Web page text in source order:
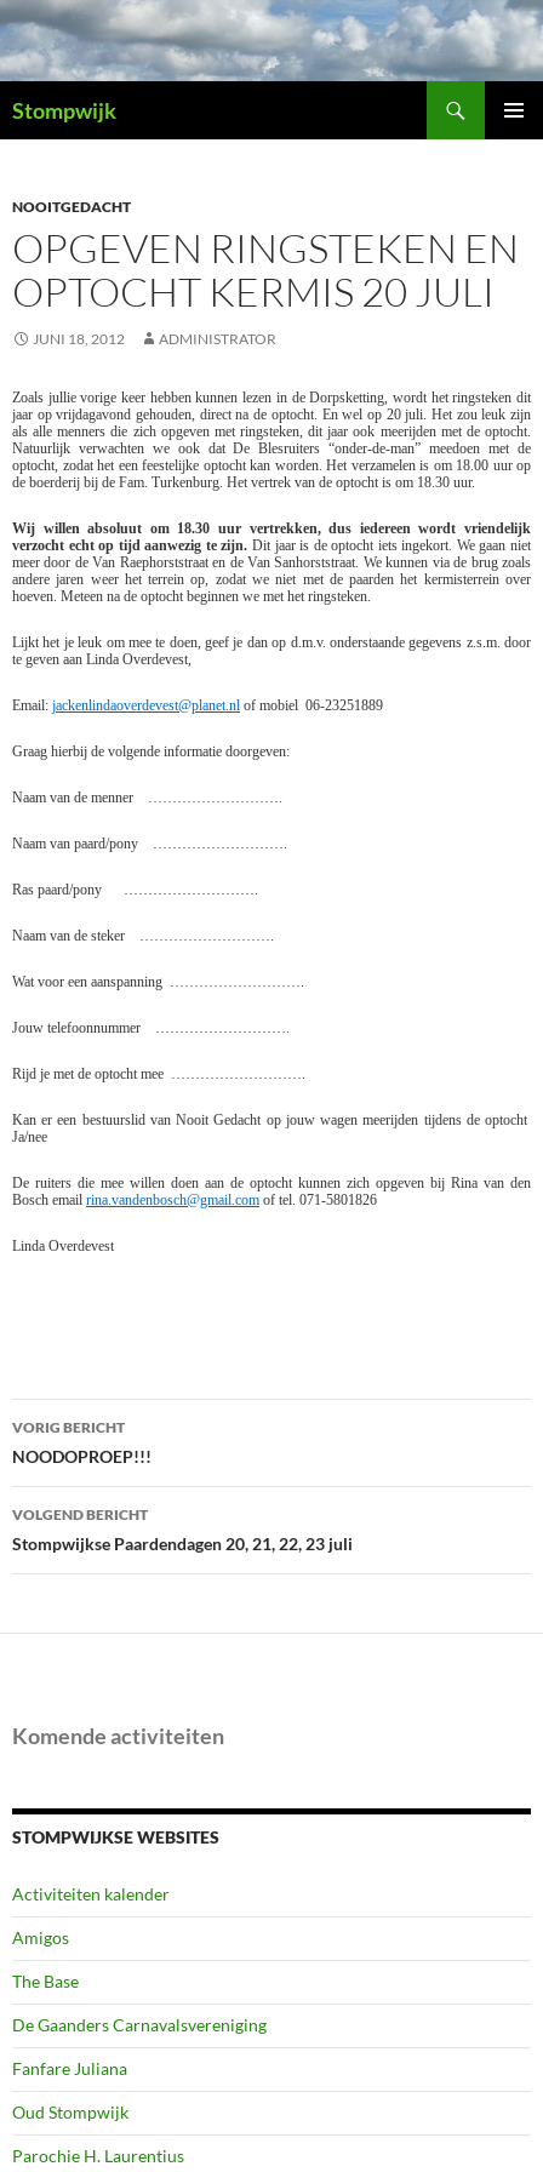
Ga
naar
de
inhoud
Stompwijk
NOOITGEDACHT
OPGEVEN RINGSTEKEN EN
OPTOCHT KERMIS 20 JULI
JUNI 18, 2012 ADMINISTRATOR
Zoals jullie vorige keer hebben kunnen lezen in de Dorpsketting, wordt het ringsteken dit
jaar op vrijdagavond gehouden, direct na de optocht. En wel op 20 juli. Het zou leuk zijn
als alle menners die zich opgeven met ringsteken, dit jaar ook meerijden met de optocht.
Natuurlijk verwachten we ook dat De Blesruiters “onder-de-man” meedoen met de
optocht, zodat het een feestelijke optocht kan worden. Het verzamelen is om 18.00 uur op
de boerderij bij de Fam. Turkenburg. Het vertrek van de optocht is om 18.30 uur.
Wij willen absoluut om 18.30 uur vertrekken, dus iedereen wordt vriendelijk
verzocht echt op tijd aanwezig te zijn. Dit jaar is de optocht iets ingekort. We gaan niet
meer door de Van Raephorststraat en de Van Sanhorststraat. We kunnen via de brug zoals
andere jaren weer het terrein op, zodat we niet met de paarden het kermisterrein over
hoeven. Meteen na de optocht beginnen we met het ringsteken.
Lijkt het je leuk om mee te doen, geef je dan op d.m.v. onderstaande gegevens z.s.m. door
te geven aan Linda Overdevest,
Email: jackenlindaoverdevest@planet.nl of mobiel 06-23251889
Graag hierbij de volgende informatie doorgeven:
Naam van de menner ……………………….
Naam van paard/pony ……………………….
Ras paard/pony ……………………….
Naam van de steker ……………………….
Wat voor een aanspanning ……………………….
Jouw telefoonnummer ……………………….
Rijd je met de optocht mee ……………………….
Kan er een bestuurslid van Nooit Gedacht op jouw wagen meerijden tijdens de optocht
Ja/nee
De ruiters die mee willen doen aan de optocht kunnen zich opgeven bij Rina van den
Bosch email rina.vandenbosch@gmail.com of tel. 071-5801826
Linda Overdevest
Bericht
navigatie
VORIG BERICHT
NOODOPROEP!!!
VOLGEND BERICHT
Stompwijkse Paardendagen 20, 21, 22, 23 juli
Komende activiteiten
STOMPWIJKSE WEBSITES
Activiteiten kalender
Amigos
The Base
De Gaanders Carnavalsvereniging
Fanfare Juliana
Oud Stompwijk
Parochie H. Laurentius